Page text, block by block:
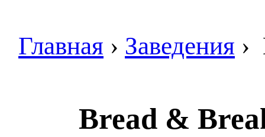
Главная › Заведения ›
Bread &